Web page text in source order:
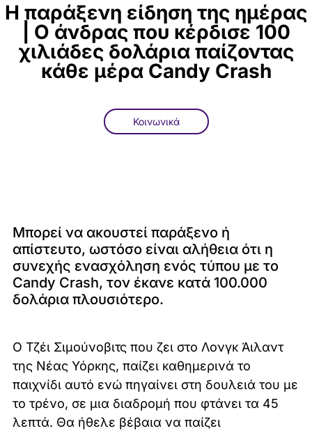
Η παράξενη είδηση της ημέρας
| Ο άνδρας που κέρδισε 100
χιλιάδες δολάρια παίζοντας
κάθε μέρα Candy Crash
Κοινωνικά
Μπορεί να ακουστεί παράξενο ή
απίστευτο, ωστόσο είναι αλήθεια ότι η
συνεχής ενασχόληση ενός τύπου με το
Candy Crash, τον έκανε κατά 100.000
δολάρια πλουσιότερο.
Ο Τζέι Σιμούνοβιτς που ζει στο Λονγκ Άιλαντ
της Νέας Υόρκης, παίζει καθημερινά το
παιχνίδι αυτό ενώ πηγαίνει στη δουλειά του με
το τρένο, σε μια διαδρομή που φτάνει τα 45
λεπτά. Θα ήθελε βέβαια να παίζει